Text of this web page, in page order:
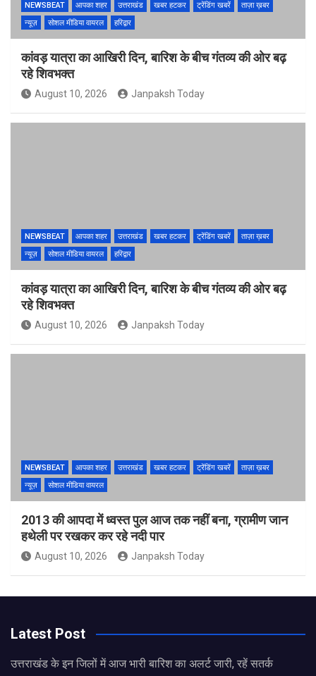
NEWSBEAT आपका शहर उत्तराखंड खबर हटकर ट्रेंडिंग खबरें
ताज़ा ख़बर
न्यूज़
सोशल मीडिया वायरल हरिद्वार
कांवड़ यात्रा का आखिरी दिन, बारिश के बीच गंतव्य की ओर बढ़
रहे शिवभक्त
August 10, 2026 Janpaksh Today
NEWSBEAT आपका शहर उत्तराखंड खबर हटकर ट्रेंडिंग खबरें
ताज़ा ख़बर
न्यूज़
सोशल मीडिया वायरल हरिद्वार
कांवड़ यात्रा का आखिरी दिन, बारिश के बीच गंतव्य की ओर बढ़
रहे शिवभक्त
August 10, 2026 Janpaksh Today
NEWSBEAT आपका शहर उत्तराखंड खबर हटकर ट्रेंडिंग खबरें
ताज़ा ख़बर
न्यूज़
सोशल मीडिया वायरल
2013 की आपदा में ध्वस्त पुल आज तक नहीं बना, ग्रामीण जान
हथेली पर रखकर कर रहे नदी पार
August 10, 2026 Janpaksh Today
Latest Post
उत्तराखंड के इन जिलों में आज भारी बारिश का अलर्ट जारी, रहें सतर्क